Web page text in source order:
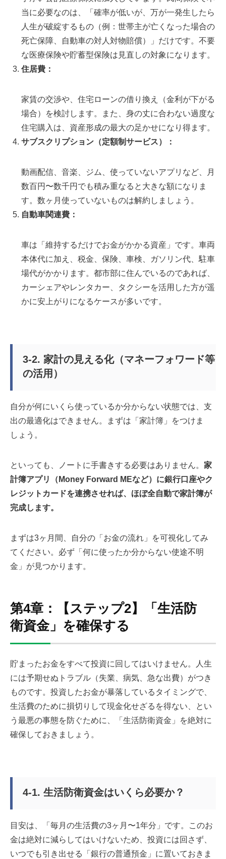
当に必要なのは、「確率が低いが、万が一発生したら
人生が破綻するもの（例：世帯主が亡くなった場合の
死亡保障、自動車の対人対物賠償）」だけです。不要
な医療保険や貯蓄型保険は見直しの対象になります。
住居費：
家賃の交渉や、住宅ローンの借り換え（金利が下がる
場合）を検討します。また、身の丈に合わない過度な
住宅購入は、資産形成の最大の足かせになり得ます。
サブスクリプション（定額制サービス）：
動画配信、音楽、ジム、使っていないアプリなど、月
数百円〜数千円でも積み重なると大きな額になりま
す。数ヶ月使っていないものは解約しましょう。
自動車関連費：
車は「維持するだけでお金がかかる資産」です。車両
本体代に加え、税金、保険、車検、ガソリン代、駐車
場代がかかります。都市部に住んでいるのであれば、
カーシェアやレンタカー、タクシーを活用した方が遥
かに安上がりになるケースが多いです。
3-2. 家計の見える化（マネーフォワード等
の活用）
自分が何にいくら使っているか分からない状態では、支
出の最適化はできません。まずは「家計簿」をつけま
しょう。
といっても、ノートに手書きする必要はありません。 家
計簿アプリ（Money Forward MEなど）に銀行口座やク
レジットカードを連携させれば、ほぼ全自動で家計簿が
完成します。
まずは3ヶ月間、自分の「お金の流れ」を可視化してみ
てください。必ず「何に使ったか分からない使途不明
金」が見つかります。
第4章：【ステップ2】「生活防
衛資金」を確保する
貯まったお金をすべて投資に回してはいけません。人生
には予期せぬトラブル（失業、病気、急な出費）がつき
ものです。投資したお金が暴落しているタイミングで、
生活費のために損切りして現金化せざるを得ない、とい
う最悪の事態を防ぐために、「生活防衛資金」を絶対に
確保しておきましょう。
4-1. 生活防衛資金はいくら必要か？
目安は、「毎月の生活費の3ヶ月〜1年分」です。このお
金は絶対に減らしてはいけないため、投資には回さず、
いつでも引き出せる「銀行の普通預金」に置いておきま